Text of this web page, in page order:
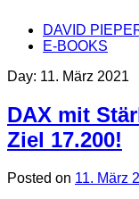
DAVID
E-BOOKS
Day: 11. März 2021
DAX mit
Ziel 17.200!
Posted on 11. März